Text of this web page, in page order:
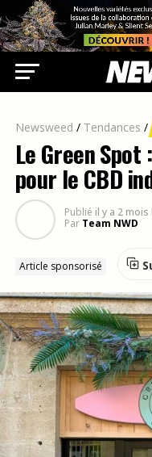
Newsweed / Tendances /
Le Green
pour le CBD
Publié il y a 2 mois
Par Team NWD
Article sponsorisé